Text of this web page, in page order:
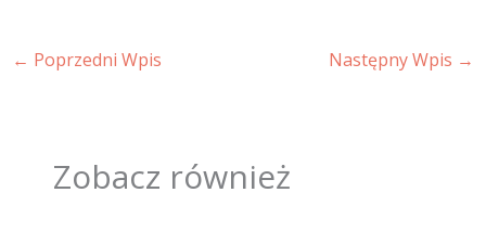
← Poprzedni Wpis Następny Wpis →
Zobacz również